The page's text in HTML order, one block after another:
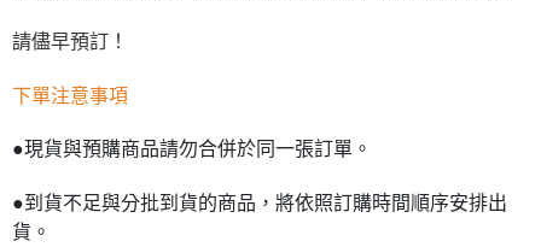
請儘早預訂！
下單注意事項
●現貨與預購商品請勿合併於同一張訂單。
●到貨不足與分批到貨的商品，將依照訂購時間順序安排出
貨。